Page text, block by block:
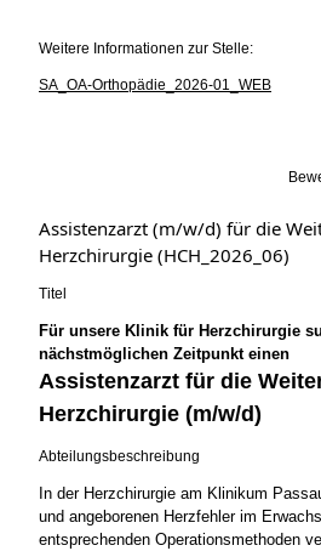
Weitere Informationen zur Stelle:
SA_OA-Orthopädie_2026-01_WEB
Assistenzarzt (m/w/d) für die
Herzchirurgie (HCH_2026_06)
Titel
Für unsere Klinik für Herzchirurgie
nächstmöglichen Zeitpunkt einen
Assistenzarzt für die
Herzchirurgie (m/w/d)
Abteilungsbeschreibung
In der Herzchirurgie am Klinikum
und angeborenen Herzfehler im
entsprechenden Operationsmethoden